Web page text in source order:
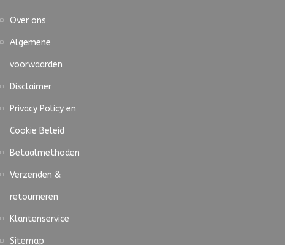
Over ons
Algemene
voorwaarden
Disclaimer
Privacy Policy en
Cookie Beleid
Betaalmethoden
Verzenden &
retourneren
Klantenservice
Sitemap